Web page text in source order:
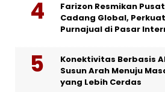
Farizon Resmikan
Cadang Global,
Purnajual di Pasar
Konektivitas Berbasis
Susun Arah Menuju
yang Lebih Cerdas